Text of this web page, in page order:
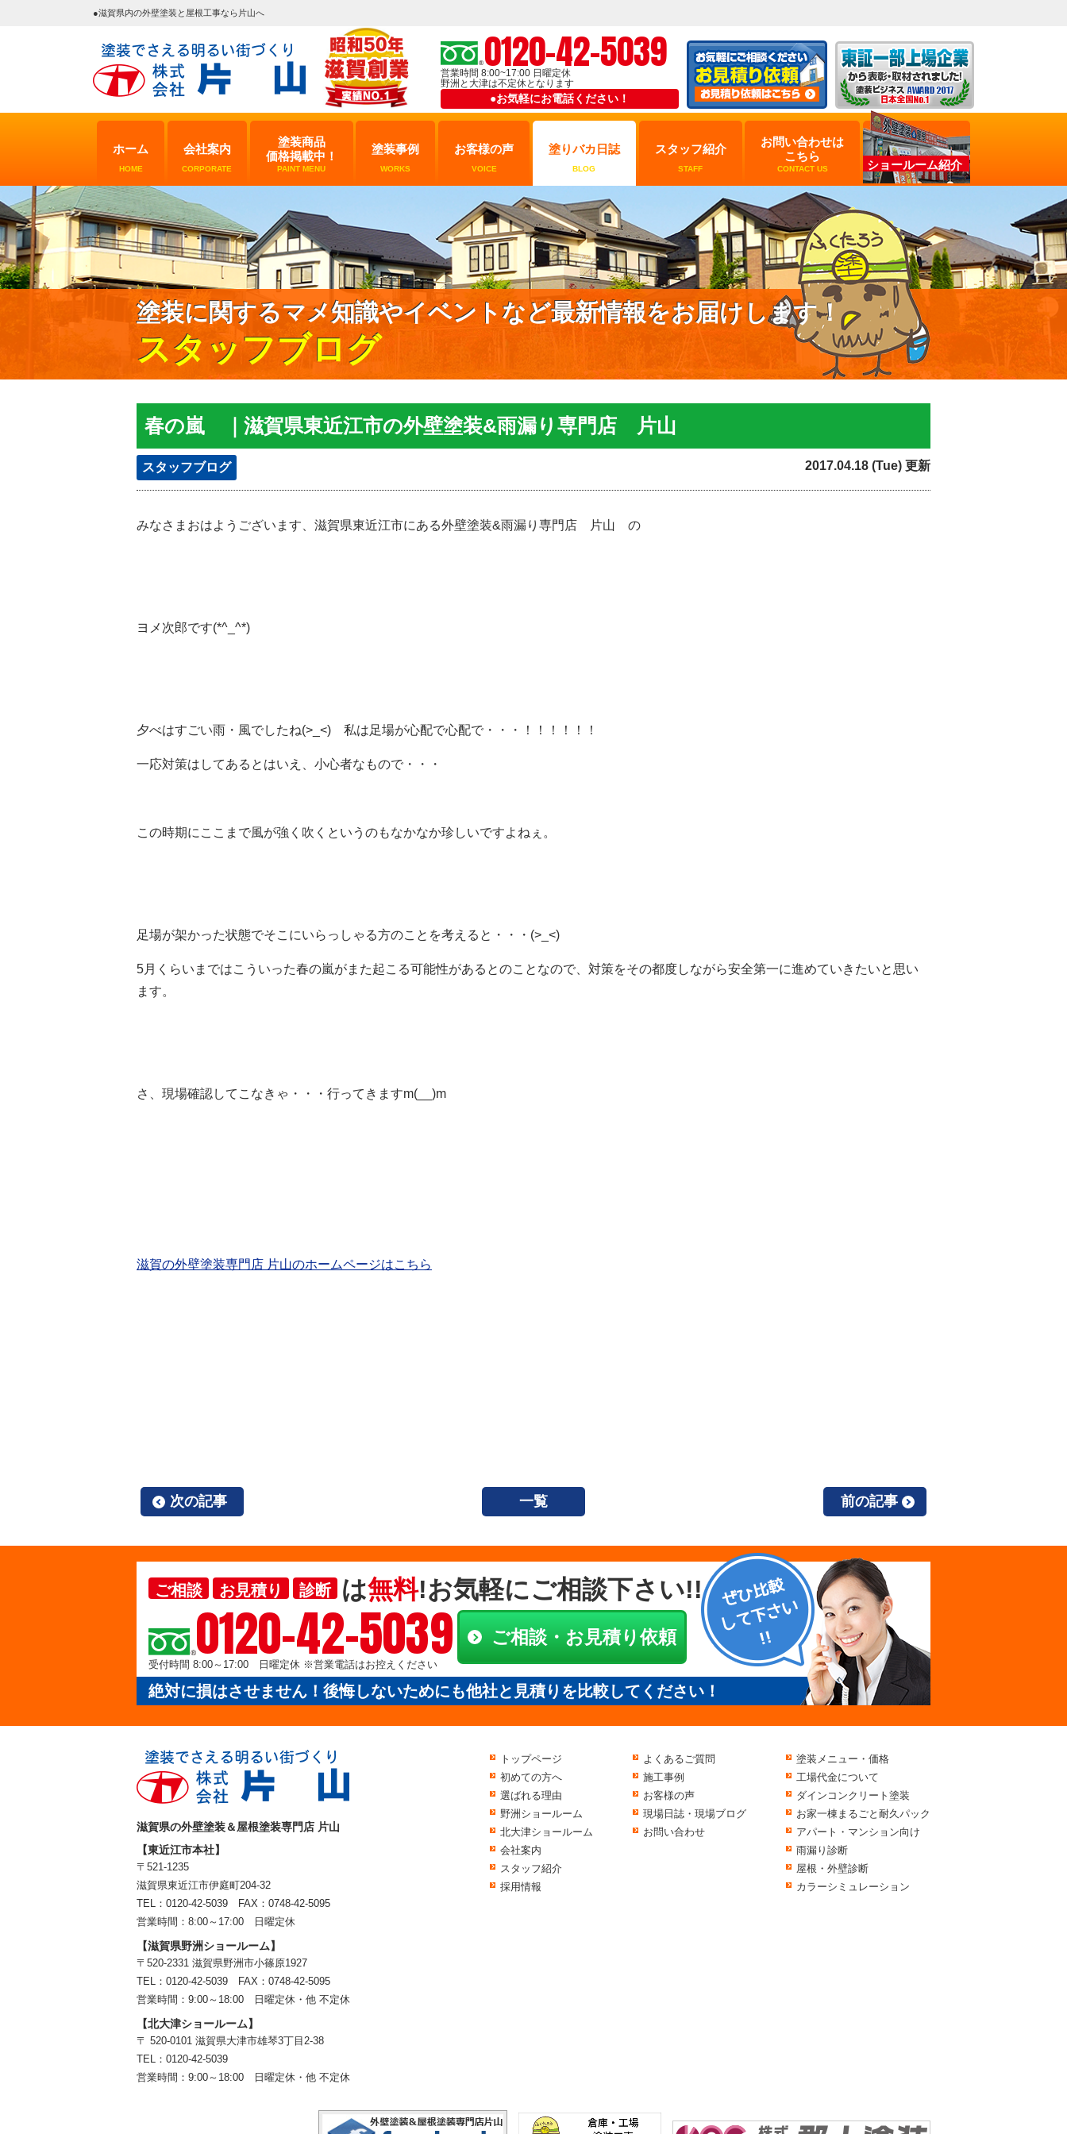
●滋賀県内の外壁塗装と屋根工事なら片山へ
0120-42-5039
営業時間 8:00~17:00 日曜定休
野洲と大津は不定休となります
●お気軽にお電話ください！
ホーム
HOME
会社案内
CORPORATE
塗装商品
価格掲載中！
PAINT MENU
塗装事例
WORKS
お客様の声
VOICE
塗りバカ日誌
BLOG
スタッフ紹介
STAFF
お問い合わせは
こちら
CONTACT US ショールーム紹介
塗装に関するマメ知識やイベントなど最新情報をお届けします！
スタッフブログ
春の嵐 ｜滋賀県東近江市の外壁塗装&雨漏り専門店 片山
スタッフブログ 2017.04.18 (Tue) 更新
みなさまおはようございます、滋賀県東近江市にある外壁塗装&雨漏り専門店 片山 の
ヨメ次郎です(*^_^*)
夕べはすごい雨・風でしたね(>_<) 私は足場が心配で心配で・・・！！！！！！
一応対策はしてあるとはいえ、小心者なもので・・・
この時期にここまで風が強く吹くというのもなかなか珍しいですよねぇ。
足場が架かった状態でそこにいらっしゃる方のことを考えると・・・(>_<)
5月くらいまではこういった春の嵐がまた起こる可能性があるとのことなので、対策をその都度しながら安全第一に進めていきたいと思い
ます。
さ、現場確認してこなきゃ・・・行ってきますm(__)m
滋賀の外壁塗装専門店 片山のホームページはこちら
次の記事 一覧 前の記事
ご相談 お見積り 診断 は無料!お気軽にご相談下さい!!
0120-42-5039
受付時間 8:00～17:00 日曜定休 ※営業電話はお控えください
ご相談・お見積り依頼
絶対に損はさせません！後悔しないためにも他社と見積りを比較してください！
滋賀県の外壁塗装＆屋根塗装専門店 片山
【東近江市本社】
〒521-1235
滋賀県東近江市伊庭町204-32
TEL：0120-42-5039 FAX：0748-42-5095
営業時間：8:00～17:00 日曜定休
【滋賀県野洲ショールーム】
〒520-2331 滋賀県野洲市小篠原1927
TEL： 0120-42-5039 FAX：0748-42-5095
営業時間：9:00～18:00
日曜定休・他 不定休
【北大津ショールーム】
〒 520-0101 滋賀県大津市雄琴3丁目2-38
TEL： 0120-42-5039
営業時間：9:00～18:00
日曜定休・他 不定休
トップページ
初めての方へ
選ばれる理由
野洲ショールーム
北大津ショールーム
会社案内
スタッフ紹介
採用情報
よくあるご質問
施工事例
お客様の声
現場日誌・現場ブログ
お問い合わせ
塗装メニュー・価格
工場代金について
ダインコンクリート塗装
お家一棟まるごと耐久パック
アパート・マンション向け
雨漏り診断
屋根・外壁診断
カラーシミュレーション